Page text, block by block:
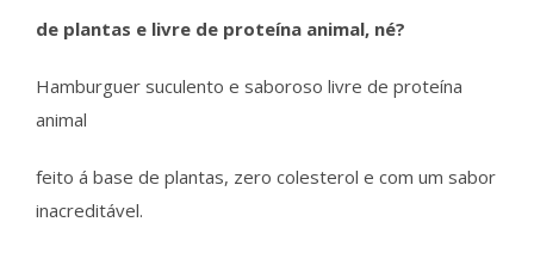
de plantas e livre de proteína animal, né?
Hamburguer suculento e saboroso livre de proteína
animal
feito á base de plantas, zero colesterol e com um sabor
inacreditável.